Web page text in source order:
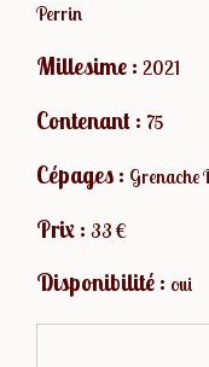
Perrin
Millesime : 2021
Contenant : 75
Cépages : Grenache
Prix : 33 €
Disponibilité : oui